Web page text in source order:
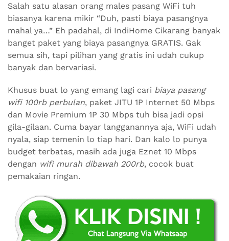
Salah satu alasan orang males pasang WiFi tuh
biasanya karena mikir “Duh, pasti biaya pasangnya
mahal ya…” Eh padahal, di IndiHome Cikarang banyak
banget paket yang biaya pasangnya GRATIS. Gak
semua sih, tapi pilihan yang gratis ini udah cukup
banyak dan bervariasi.
Khusus buat lo yang emang lagi cari biaya pasang
wifi 100rb perbulan, paket JITU 1P Internet 50 Mbps
dan Movie Premium 1P 30 Mbps tuh bisa jadi opsi
gila-gilaan. Cuma bayar langganannya aja, WiFi udah
nyala, siap temenin lo tiap hari. Dan kalo lo punya
budget terbatas, masih ada juga Eznet 10 Mbps
dengan wifi murah dibawah 200rb, cocok buat
pemakaian ringan.